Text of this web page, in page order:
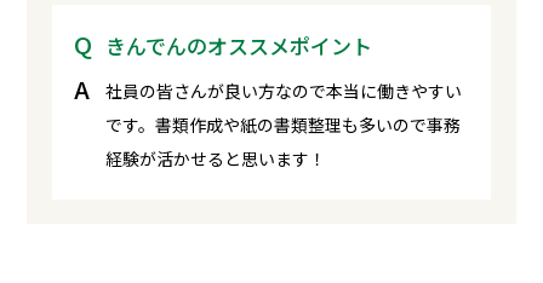
きんでんのオススメポイント
社員の皆さんが良い方なので本当に働きやすい
です。書類作成や紙の書類整理も多いので事務
経験が活かせると思います！